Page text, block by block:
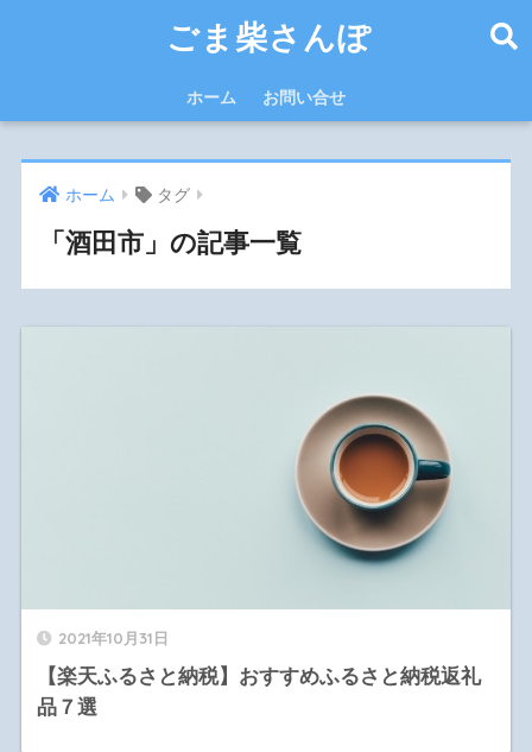
ごま柴さんぽ
ホーム お問い合せ
ホーム タグ
「酒田市」の記事一覧
2021年10月31日
【楽天ふるさと納税】おすすめふるさと納税返礼
品７選